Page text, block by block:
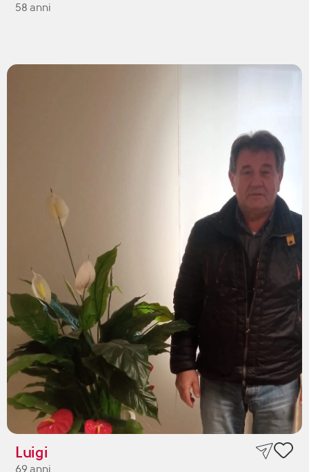
58 anni
Luigi
69 anni